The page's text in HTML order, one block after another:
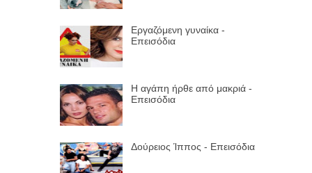
Εργαζόμενη γυναίκα -
Επεισόδια
Η αγάπη ήρθε από μακριά -
Επεισόδια
Δούρειος Ίππος - Επεισόδια